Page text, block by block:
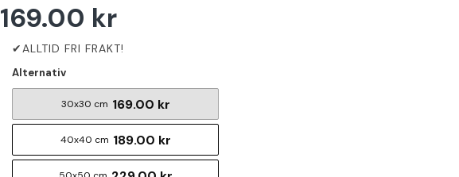
169.00 kr
Alternativ
30x30 cm 169.00 kr
40x40 cm 189.00 kr